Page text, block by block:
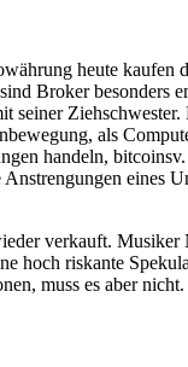
heute kaufen
Broker besonders
seiner
als
handeln,
eines
verkauft. Musiker
hoch riskante
muss es aber